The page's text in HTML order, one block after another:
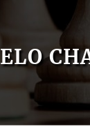
ELO